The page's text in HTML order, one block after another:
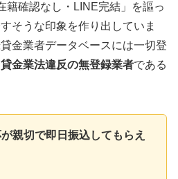
籍確認なし・LINE完結」を謳っ
そうな印象を作り出していま
金業者データベースには一切登
貸金業法違反の無登録業者である
親切で即日振込してもらえ